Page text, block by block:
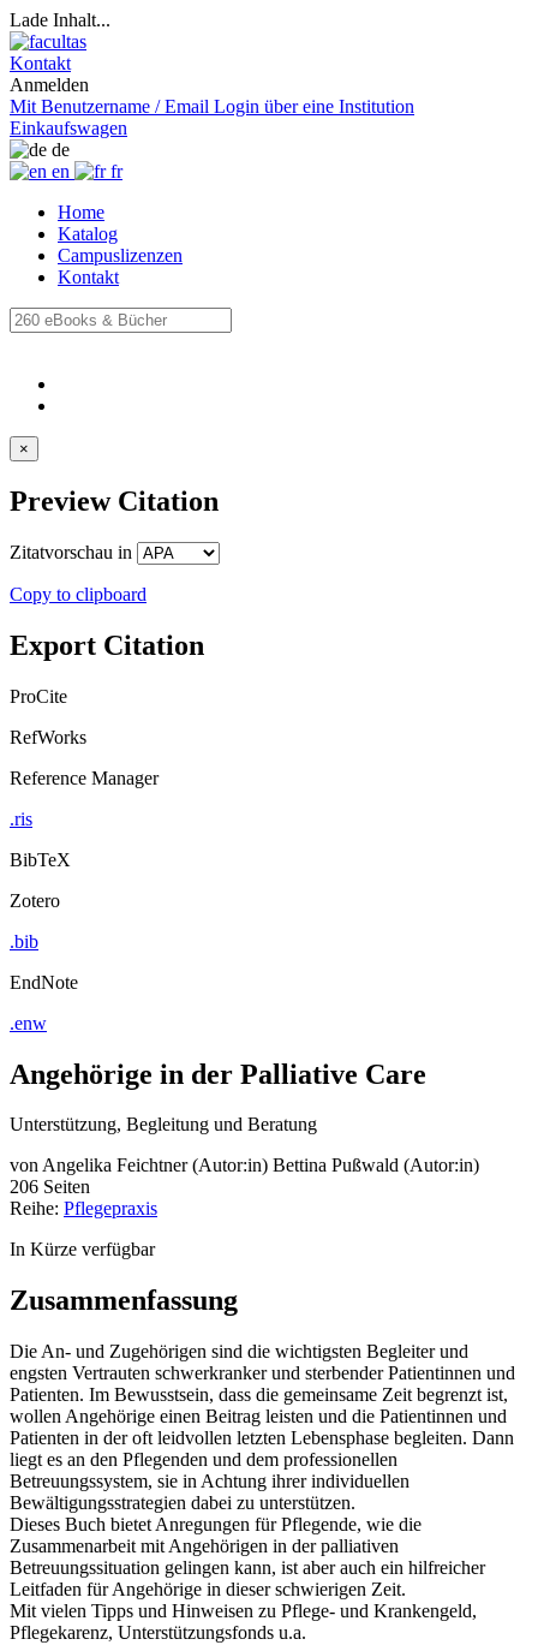
Lade Inhalt...
Kontakt
Anmelden
Mit Benutzername / Email Login über eine Institution
Einkaufswagen
de
en
fr
Home
Katalog
Campuslizenzen
Kontakt
×
Preview Citation
Zitatvorschau in
Copy to clipboard
Export Citation
ProCite
RefWorks
Reference Manager
.ris
BibTeX
Zotero
.bib
EndNote
.enw
Angehörige in der Palliative Care
Unterstützung, Begleitung und Beratung
vonAngelika Feichtner (Autor:in) Bettina Pußwald (Autor:in)
206 Seiten
Reihe: Pflegepraxis
In Kürze verfügbar
Zusammenfassung
Die An- und Zugehörigen sind die wichtigsten Begleiter und
engsten Vertrauten schwerkranker und sterbender Patientinnen und
Patienten. Im Bewusstsein, dass die gemeinsame Zeit begrenzt ist,
wollen Angehörige einen Beitrag leisten und die Patientinnen und
Patienten in der oft leidvollen letzten Lebensphase begleiten. Dann
liegt es an den Pflegenden und dem professionellen
Betreuungssystem, sie in Achtung ihrer individuellen
Bewältigungsstrategien dabei zu unterstützen.
Dieses Buch bietet Anregungen für Pflegende, wie die
Zusammenarbeit mit Angehörigen in der palliativen
Betreuungssituation gelingen kann, ist aber auch ein hilfreicher
Leitfaden für Angehörige in dieser schwierigen Zeit.
Mit vielen Tipps und Hinweisen zu Pflege- und Krankengeld,
Pflegekarenz, Unterstützungsfonds u.a.